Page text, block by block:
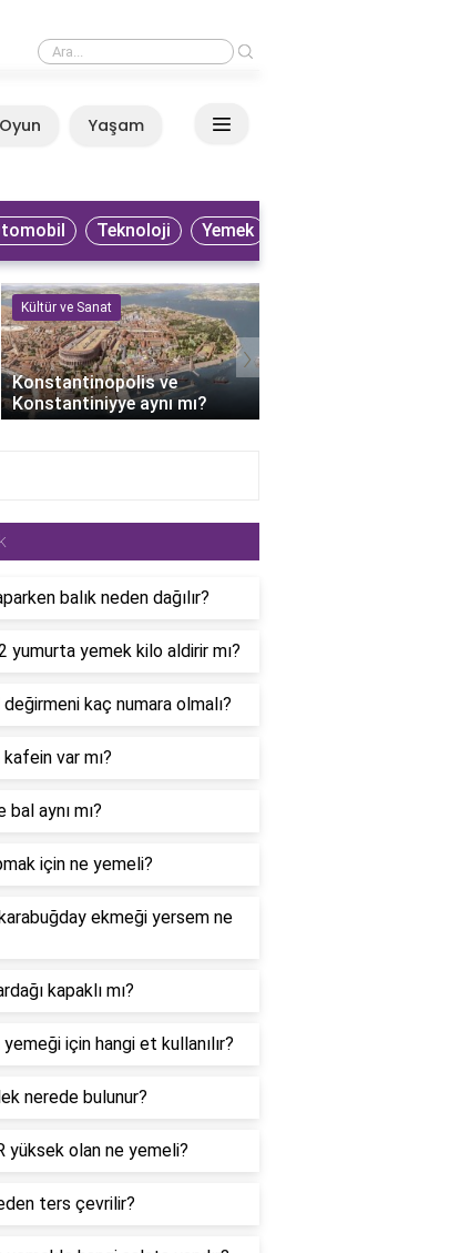
Küba filmleri nereden izlenir?
Oyun Yaşam
Teknoloji Yemek
Kültür ve Sanat
Konstantinopolis ve
Konstantiniyye aynı mı?
›
balık neden dağılır?
yumurta yemek kilo aldirir mı?
değirmeni kaç numara olmalı?
kafein var mı?
bal aynı mı?
için ne yemeli?
ekmeği yersem ne
kapaklı mı?
yemeği için hangi et kullanılır?
nerede bulunur?
yüksek olan ne yemeli?
ters çevrilir?